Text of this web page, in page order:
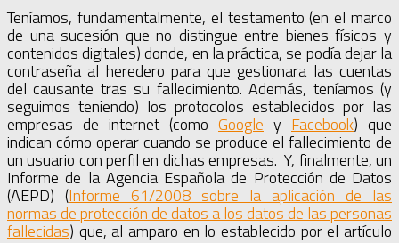
Teníamos, fundamentalmente, el testamento (en el marco
de una sucesión que no distingue entre bienes físicos y
contenidos digitales) donde, en la práctica, se podía dejar la
contraseña al heredero para que gestionara las cuentas
del causante tras su fallecimiento. Además, teníamos (y
seguimos teniendo) los protocolos establecidos por las
empresas de internet (como Google y Facebook) que
indican cómo operar cuando se produce el fallecimiento de
un usuario con perfil en dichas empresas. Y, finalmente, un
Informe de la Agencia Española de Protección de Datos
(AEPD) (Informe 61/2008 sobre la aplicación de las
normas de protección de datos a los datos de las personas
fallecidas) que, al amparo en lo establecido por el artículo